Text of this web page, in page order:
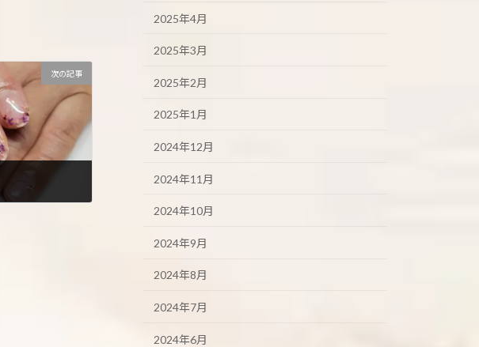
次の記事
2025年4月
2025年3月
2025年2月
2025年1月
2024年12月
2024年11月
2024年10月
2024年9月
2024年8月
2024年7月
2024年6月